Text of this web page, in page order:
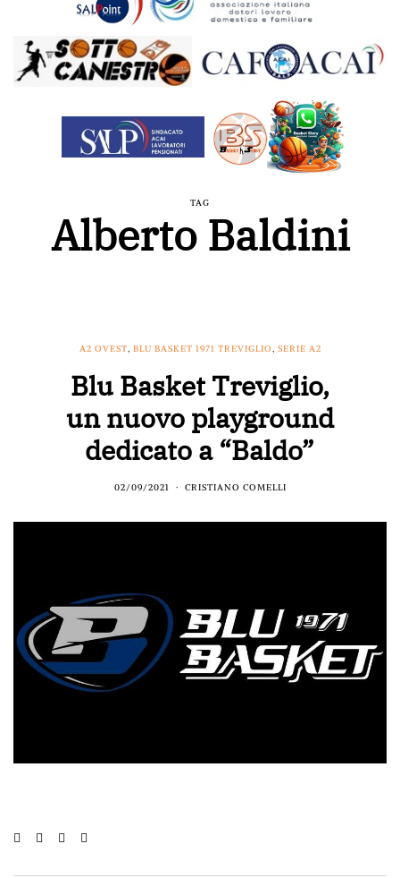
TAG
Alberto Baldini
A2 OVEST, BLU BASKET 1971 TREVIGLIO, SERIE A2
Blu Basket Treviglio,
un nuovo playground
dedicato a “Baldo”
02/09/2021 CRISTIANO COMELLI